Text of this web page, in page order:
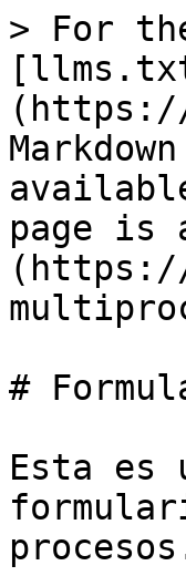
> For
page is
#
Esta es